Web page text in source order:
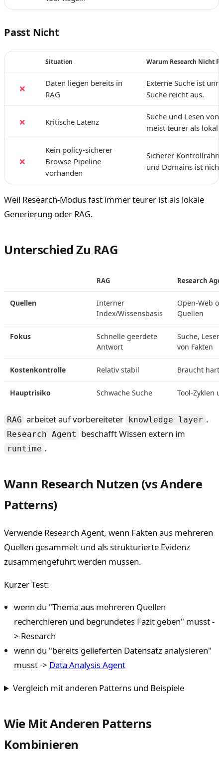
Passt Nicht
Situation Warum Research Nicht
❌
Daten liegen bereits in
RAG
Externe Suche ist
Suche reicht aus.
❌ Kritische Latenz
Suche und Lesen von
meist teurer als
❌
Kein policy-sicherer
Browse-Pipeline
vorhanden
Sicherer
und Domains ist
Weil Research-Modus fast immer teurer ist als lokale
Generierung oder RAG.
Unterschied Zu RAG
RAG Research
Quellen
Interner
Index/Wissensbasis
Open-Web
Quellen
Fokus
Schnelle geerdete
Antwort
Suche,
von Fakten
Kostenkontrolle Relativ stabil Braucht
Hauptrisiko Schwache Suche Tool-Zyklen
RAG arbeitet auf vorbereiteter knowledge layer .
Research Agent beschafft Wissen extern im
runtime .
Wann Research Nutzen (vs Andere
Patterns)
Verwende Research Agent, wenn Fakten aus mehreren
Quellen gesammelt und als strukturierte Evidenz
zusammengefuhrt werden mussen.
Kurzer Test:
wenn du "Thema aus mehreren Quellen
recherchieren und begrundetes Fazit geben" musst -
> Research
wenn du "bereits gelieferten Datensatz analysieren"
musst -> Data Analysis Agent
Vergleich mit anderen Patterns und Beispiele
Wie Mit Anderen Patterns
Kombinieren